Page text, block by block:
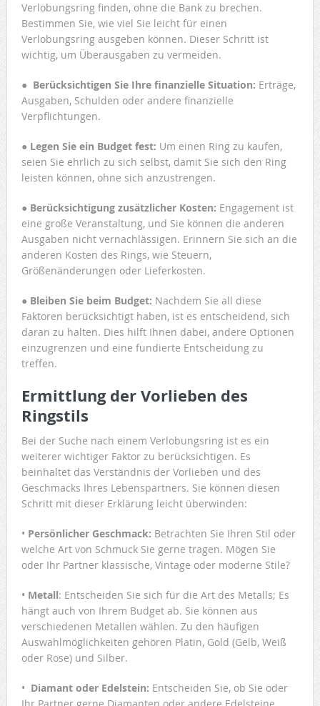
Verlobungsring finden, ohne die Bank zu brechen.
Bestimmen Sie, wie viel Sie leicht für einen
Verlobungsring ausgeben können. Dieser Schritt ist
wichtig, um Überausgaben zu vermeiden.
● Berücksichtigen Sie Ihre finanzielle Situation: Erträge,
Ausgaben, Schulden oder andere finanzielle
Verpflichtungen.
● Legen Sie ein Budget fest: Um einen Ring zu kaufen,
seien Sie ehrlich zu sich selbst, damit Sie sich den Ring
leisten können, ohne sich anzustrengen.
● Berücksichtigung zusätzlicher Kosten: Engagement ist
eine große Veranstaltung, und Sie können die anderen
Ausgaben nicht vernachlässigen. Erinnern Sie sich an die
anderen Kosten des Rings, wie Steuern,
Größenänderungen oder Lieferkosten.
● Bleiben Sie beim Budget: Nachdem Sie all diese
Faktoren berücksichtigt haben, ist es entscheidend, sich
daran zu halten. Dies hilft Ihnen dabei, andere Optionen
einzugrenzen und eine fundierte Entscheidung zu
treffen.
Ermittlung der Vorlieben des
Ringstils
Bei der Suche nach einem Verlobungsring ist es ein
weiterer wichtiger Faktor zu berücksichtigen. Es
beinhaltet das Verständnis der Vorlieben und des
Geschmacks Ihres Lebenspartners. Sie können diesen
Schritt mit dieser Erklärung leicht überwinden:
• Persönlicher Geschmack: Betrachten Sie Ihren Stil oder
welche Art von Schmuck Sie gerne tragen. Mögen Sie
oder Ihr Partner klassische, Vintage oder moderne Stile?
• Metall: Entscheiden Sie sich für die Art des Metalls; Es
hängt auch von Ihrem Budget ab. Sie können aus
verschiedenen Metallen wählen. Zu den häufigen
Auswahlmöglichkeiten gehören Platin, Gold (Gelb, Weiß
oder Rose) und Silber.
• Diamant oder Edelstein: Entscheiden Sie, ob Sie oder